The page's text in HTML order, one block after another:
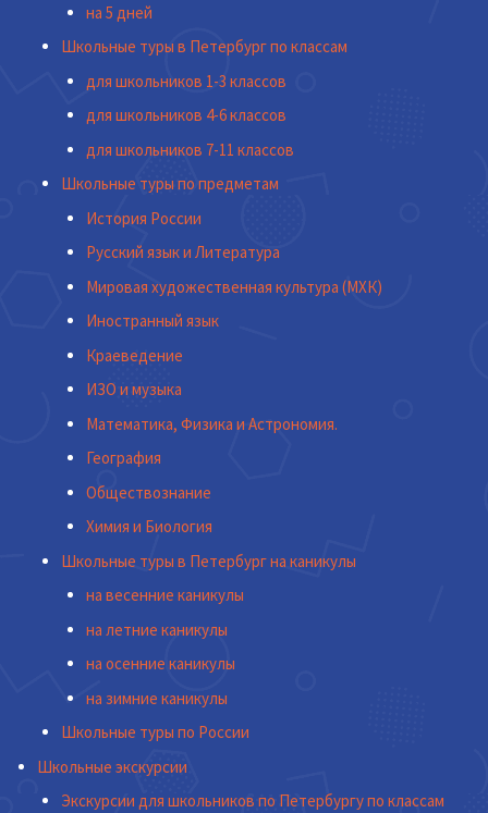
на 5 дней
Школьные туры в Петербург по классам
для школьников 1-3 классов
для школьников 4-6 классов
для школьников 7-11 классов
Школьные туры по предметам
История России
Русский язык и Литература
Мировая художественная культура (МХК)
Иностранный язык
Краеведение
ИЗО и музыка
Математика, Физика и Астрономия.
География
Обществознание
Химия и Биология
Школьные туры в Петербург на каникулы
на весенние каникулы
на летние каникулы
на осенние каникулы
на зимние каникулы
Школьные туры по России
Школьные экскурсии
Экскурсии для школьников по Петербургу по классам